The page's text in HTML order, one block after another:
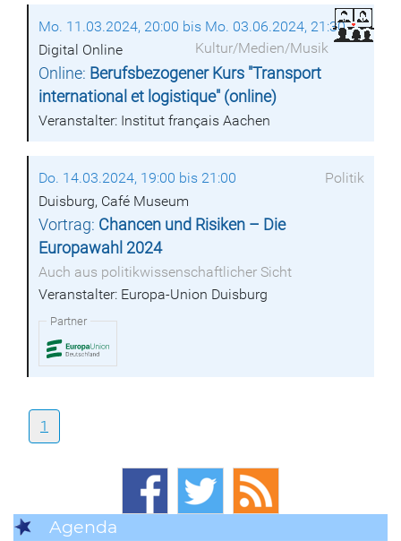
Mo. 11.03.2024, 20:00 bis Mo. 03.06.2024, 21:30
Kultur/Medien/Musik
Digital Online
Online: Berufsbezogener Kurs "Transport
international et logistique" (online)
Veranstalter: Institut français Aachen
Do. 14.03.2024, 19:00 bis 21:00
Politik
Duisburg, Café Museum
Vortrag: Chancen und Risiken – Die
Europawahl 2024
Auch aus politikwissenschaftlicher Sicht
Veranstalter: Europa-Union Duisburg
Partner
1
Agenda